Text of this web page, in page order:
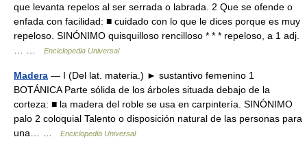
que levanta repelos al ser serrada o labrada. 2 Que se ofende o
enfada con facilidad: ■ cuidado con lo que le dices porque es muy
repeloso. SINÓNIMO quisquilloso rencilloso * * * repeloso, a 1 adj.
Enciclopedia Universal
Madera — I (Del lat. materia.) ► sustantivo femenino 1
BOTÁNICA Parte sólida de los árboles situada debajo de la
corteza: ■ la madera del roble se usa en carpintería. SINÓNIMO
palo 2 coloquial Talento o disposición natural de las personas para
una… …
Enciclopedia Universal